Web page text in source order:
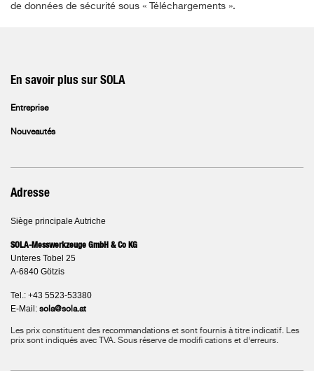
de données de sécurité sous « Téléchargements ».
En savoir plus sur SOLA
Entreprise
Nouveautés
Adresse
Siège principale Autriche
SOLA-Messwerkzeuge GmbH & Co KG
Unteres Tobel 25
A-6840 Götzis
Tel.: +43 5523-53380
E-Mail: sola@sola.at
Les prix constituent des recommandations et sont fournis à titre indicatif. Les
prix sont indiqués avec TVA. Sous réserve de modifi cations et d‘erreurs.